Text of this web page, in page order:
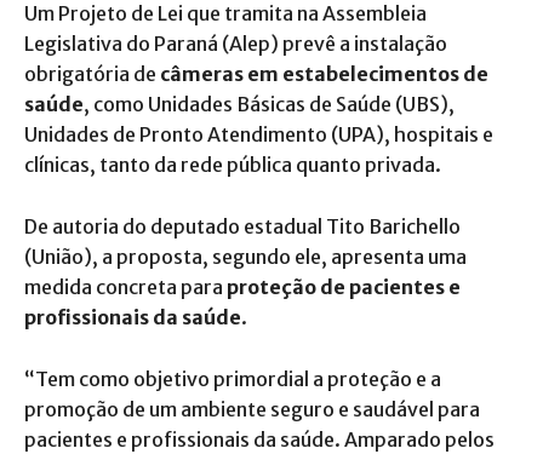
Um Projeto de Lei que tramita na Assembleia
Legislativa do Paraná (Alep) prevê a instalação
obrigatória de câmeras em estabelecimentos de
saúde, como Unidades Básicas de Saúde (UBS),
Unidades de Pronto Atendimento (UPA), hospitais e
clínicas, tanto da rede pública quanto privada.
De autoria do deputado estadual Tito Barichello
(União), a proposta, segundo ele, apresenta uma
medida concreta para proteção de pacientes e
profissionais da saúde.
“Tem como objetivo primordial a proteção e a
promoção de um ambiente seguro e saudável para
pacientes e profissionais da saúde. Amparado pelos